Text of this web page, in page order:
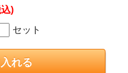
)
セット